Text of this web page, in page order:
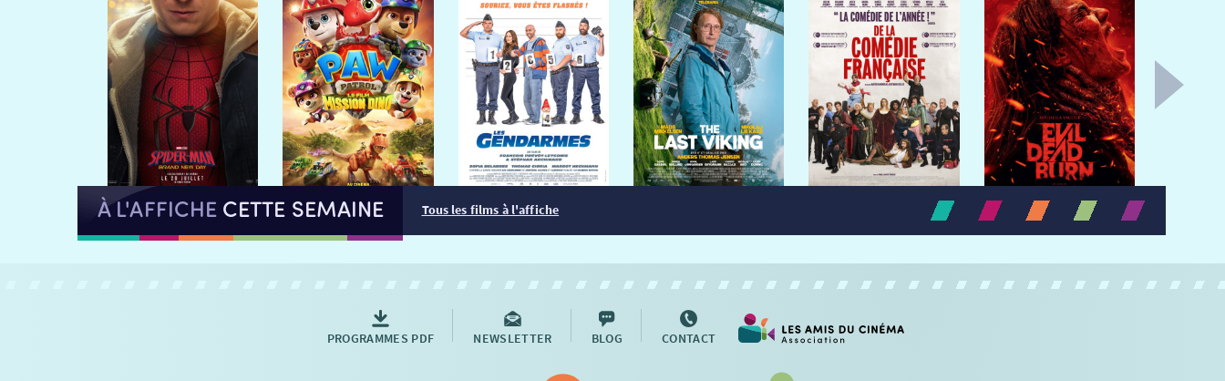
À L'AFFICHE CETTE SEMAINE Tous les films à l'affiche
PROGRAMMES PDF NEWSLETTER BLOG CONTACT